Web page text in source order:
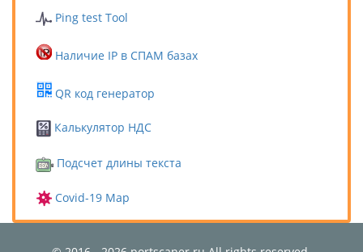
Ping test Tool
Наличие IP в СПАМ базах
QR код генератор
Калькулятор НДС
Подсчет длины текста
Covid-19 Map